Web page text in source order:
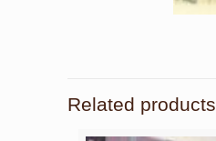
Related products